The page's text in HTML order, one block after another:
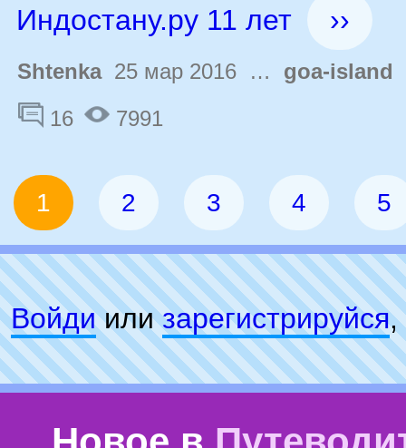
Индостану.ру 11 лет ››
Shtenka25 мар 2016 … goa-island
16
7991
1 2 3 4 5
Войдиилизарeгиcтpируйся,